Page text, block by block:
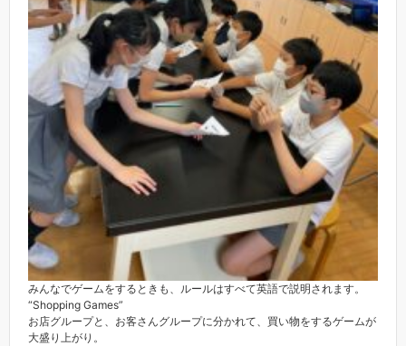
みんなでゲームをするときも、ルールはすべて英語で説明されます。
“Shopping Games”
お店グループと、お客さんグループに分かれて、買い物をするゲームが
大盛り上がり。